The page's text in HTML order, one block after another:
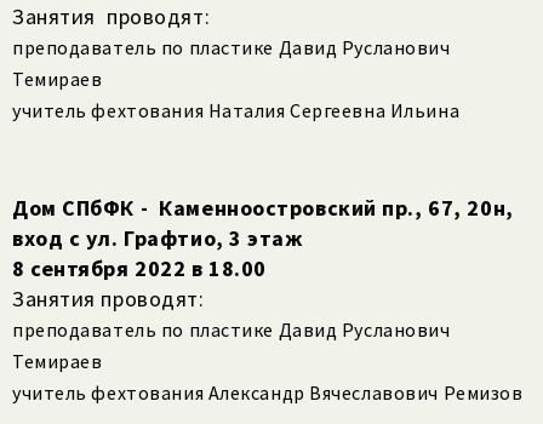
Занятия проводят:
преподаватель по пластике Давид Русланович
Темираев
учитель фехтования Наталия Сергеевна Ильина
Дом СПбФК - Каменноостровский пр., 67, 20н,
вход с ул. Графтио, 3 этаж
8 сентября 2022 в 18.00
Занятия проводят:
преподаватель по пластике Давид Русланович
Темираев
учитель фехтования Александр Вячеславович Ремизов